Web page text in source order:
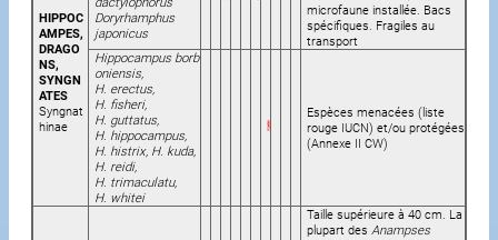
HIPPOC
AMPES,
DRAGO
NS,
SYNGN
ATES
Syngnat
hinae
Doryrhamphus
japonicus
microfaune installée. Bacs
spécifiques. Fragiles au
transport
Hippocampus borb
oniensis,
H. erectus,
H. fisheri,
H. guttatus,
H. hippocampus,
H. histrix, H. kuda,
H. reidi,
H. trimaculatu,
H. whitei
Espèces menacées (liste
rouge IUCN) et/ou protégées
(Annexe II CW)
Taille supérieure à 40 cm. La
plupart des Anampses